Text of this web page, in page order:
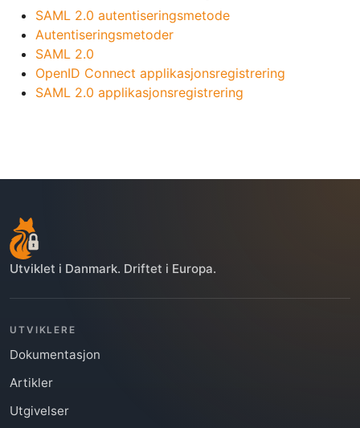
SAML 2.0 autentiseringsmetode
Autentiseringsmetoder
SAML 2.0
OpenID Connect applikasjonsregistrering
SAML 2.0 applikasjonsregistrering
Utviklet i Danmark. Driftet i Europa.
UTVIKLERE
Dokumentasjon
Artikler
Utgivelser